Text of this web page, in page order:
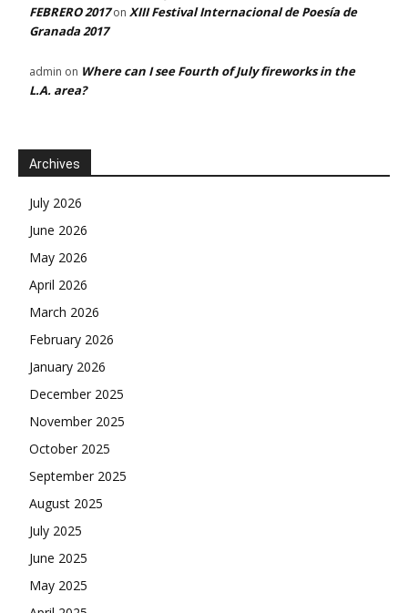
FEBRERO 2017on XIII Festival Internacional de Poesía de
Granada 2017
admin on Where can I see Fourth of July fireworks in the
L.A. area?
Archives
July 2026
June 2026
May 2026
April 2026
March 2026
February 2026
January 2026
December 2025
November 2025
October 2025
September 2025
August 2025
July 2025
June 2025
May 2025